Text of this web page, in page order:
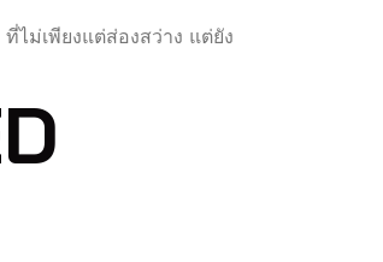
ไม่เพียงแต่ส่องสว่าง แต่ยัง